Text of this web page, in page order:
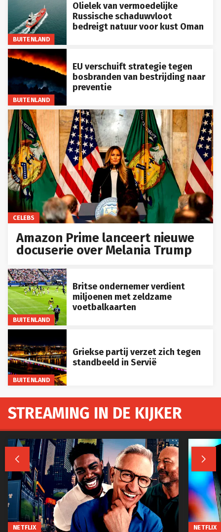
BUITENLAND
Olielek van vermoedelijke
Russische schaduwvloot
bedreigt natuur voor kust Oman
BUITENLAND
EU verschuift strategie tegen
bosbranden van bestrijding naar
preventie
CELEBS
Amazon Prime lanceert nieuwe
docuserie over Melania Trump
BUITENLAND
Britse ondernemer verdient
miljoenen met zeldzame
voetbalkaarten
BUITENLAND
Griekse partij verzet zich tegen
standbeeld in Servië
STREAMING IN DE KIJKER
 
NETFLIX NETFLIX